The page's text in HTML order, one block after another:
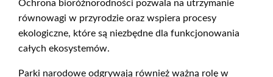
Ochrona bioróżnorodności pozwala na utrzymanie
równowagi w przyrodzie oraz wspiera procesy
ekologiczne, które są niezbędne dla funkcjonowania
całych ekosystemów.
Parki narodowe odgrywają również ważną rolę w